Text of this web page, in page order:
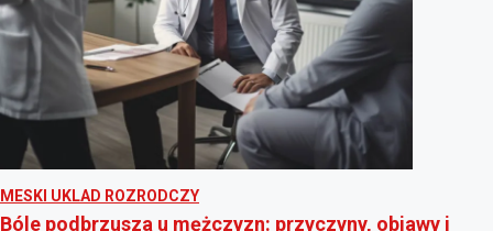
MESKI UKLAD ROZRODCZY
Bóle podbrzusza u mężczyzn: przyczyny, objawy i